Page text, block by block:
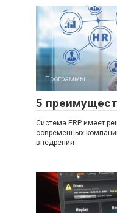
Программы
5
Система ERP имеет
современных
внедрения